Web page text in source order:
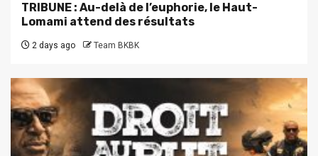
TRIBUNE : Au-delà de l’euphorie, le Haut-
Lomami attend des résultats
2 days ago Team BKBK